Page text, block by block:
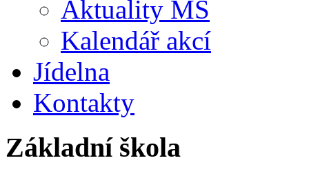
Aktuality MŠ
Kalendář akcí
Jídelna
Kontakty
Základní škola